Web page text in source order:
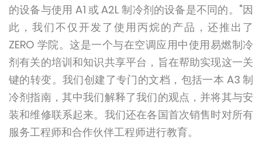
的设备与使用 A1 或 A2L 制冷剂的设备是不同的。"因
此，我们不仅开发了使用丙烷的产品，还推出了
ZERO 学院。这是一个与在空调应用中使用易燃制冷
剂有关的培训和知识共享平台，旨在帮助实现这一关
键的转变。我们创建了专门的文档，包括一本 A3 制
冷剂指南，其中我们解释了我们的观点，并将其与安
装和维修联系起来。我们还在各国首次销售时对所有
服务工程师和合作伙伴工程师进行教育。